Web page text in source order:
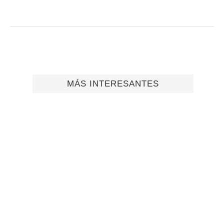
MÁS INTERESANTES